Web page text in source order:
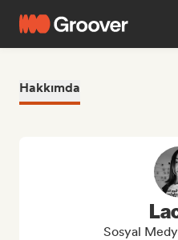
Hakkımda
Sosyal